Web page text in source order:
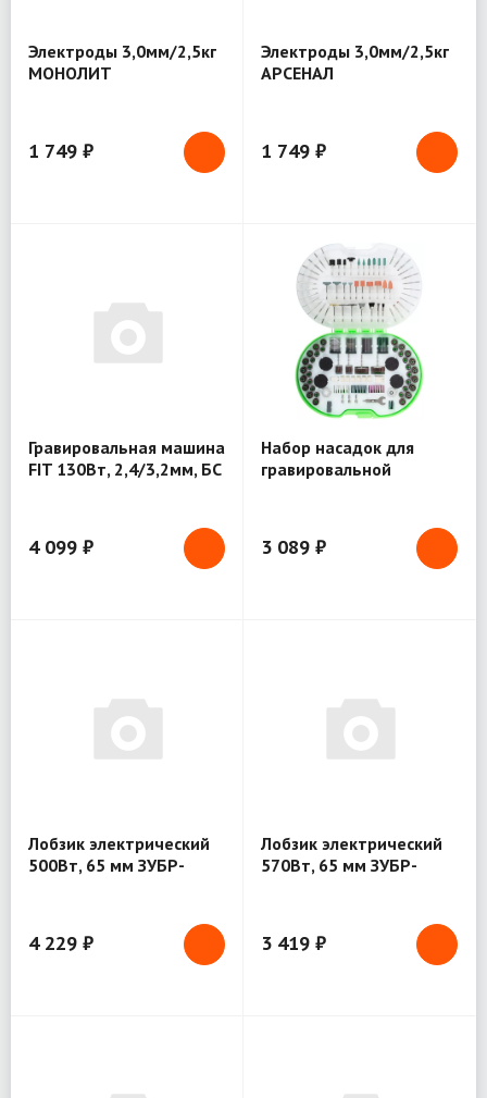
Электроды 3,0мм/2,5кг
МОНОЛИТ
1 749 ₽
Электроды 3,0мм/2,5кг
АРСЕНАЛ
1 749 ₽
Гравировальная машина
FIT 130Вт, 2,4/3,2мм, БС
4 099 ₽
Набор насадок для
гравировальной
3 089 ₽
Лобзик электрический
500Вт, 65 мм ЗУБР-
4 229 ₽
Лобзик электрический
570Вт, 65 мм ЗУБР-
3 419 ₽